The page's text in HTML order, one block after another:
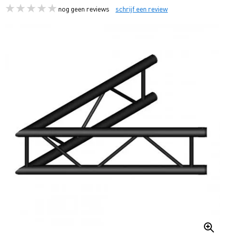
nog geen reviews schrijf een review